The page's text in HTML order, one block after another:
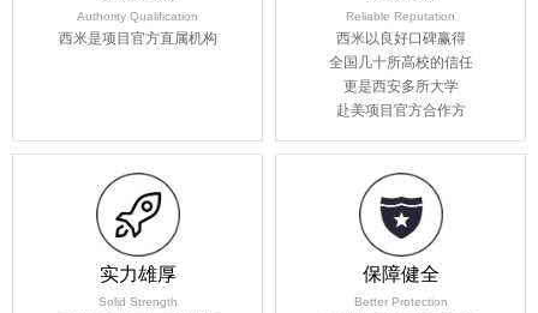
Authority Qualification
西米是项目官方直属机构
Reliable Reputation
西米以良好口碑赢得
全国几十所高校的信任
更是西安多所大学
赴美项目官方合作方
实力雄厚
Solid Strength
保障健全
Better Protection